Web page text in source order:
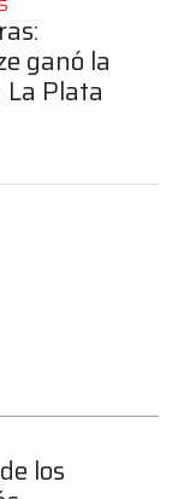
ganó la
La Plata
los